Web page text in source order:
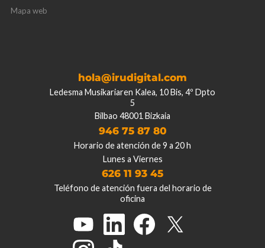
Mapa web
hola@irudigital.com
Ledesma Musikariaren Kalea, 10 Bis, 4º Dpto
5
Bilbao 48001 Bizkaia
946 75 87 80
Horario de atención de 9 a 20 h
Lunes a Viernes
626 11 93 45
Teléfono de atención fuera del horario de
oficina